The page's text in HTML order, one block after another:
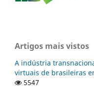
Artigos mais vistos
A indústria
virtuais de brasileiras
5547